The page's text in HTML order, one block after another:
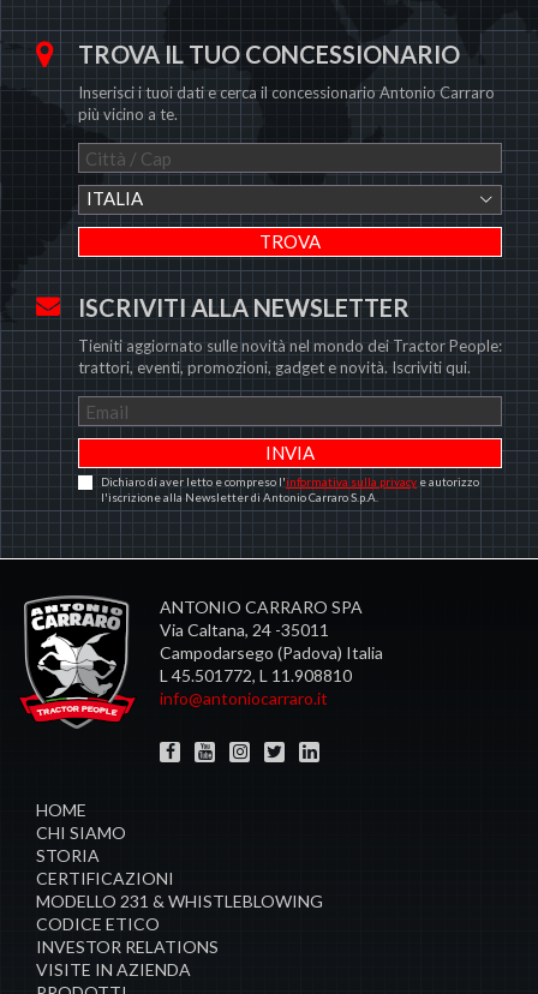
TROVA IL TUO CONCESSIONARIO
Inserisci i tuoi dati e cerca il concessionario Antonio Carraro
più vicino a te.
ITALIA
ISCRIVITI ALLA NEWSLETTER
Tieniti aggiornato sulle novità nel mondo dei Tractor People:
trattori, eventi, promozioni, gadget e novità. Iscriviti qui.
Dichiaro di aver letto e compreso l'informativa sulla privacy e autorizzo
l'iscrizione alla Newsletter di Antonio Carraro S.p.A.
ANTONIO CARRARO SPA
Via Caltana, 24 -35011
Campodarsego (Padova) Italia
L 45.501772, L 11.908810
info@antoniocarraro.it
HOME
CHI SIAMO
STORIA
CERTIFICAZIONI
MODELLO 231 & WHISTLEBLOWING
CODICE ETICO
INVESTOR RELATIONS
VISITE IN AZIENDA